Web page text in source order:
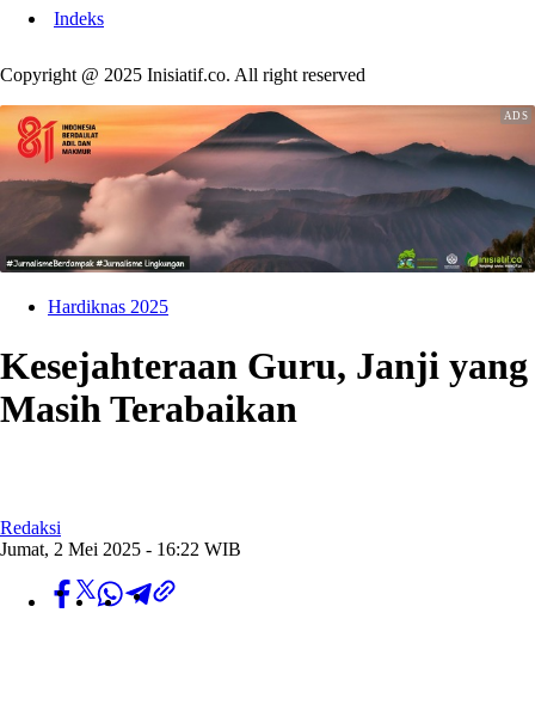
Indeks
Copyright @ 2025 Inisiatif.co. All right reserved
Hardiknas 2025
Kesejahteraan Guru, Janji yang
Masih Terabaikan
Redaksi
Jumat, 2 Mei 2025 - 16:22 WIB